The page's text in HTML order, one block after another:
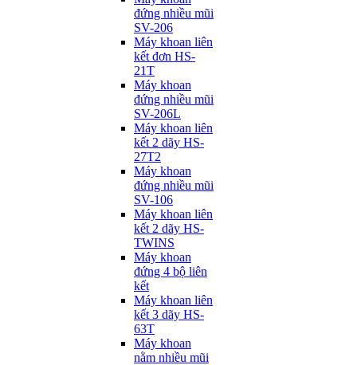
đứng nhiều mũi
SV-206
Máy khoan liên
kết đơn HS-
21T
Máy khoan
đứng nhiều mũi
SV-206L
Máy khoan liên
kết 2 dãy HS-
27T2
Máy khoan
đứng nhiều mũi
SV-106
Máy khoan liên
kết 2 dãy HS-
TWINS
Máy khoan
đứng 4 bộ liên
kết
Máy khoan liên
kết 3 dãy HS-
63T
Máy khoan
nằm nhiều mũi